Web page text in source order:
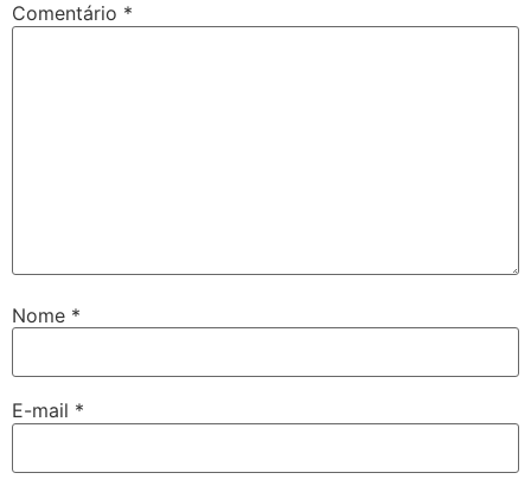
Comentário *
Nome *
E-mail *